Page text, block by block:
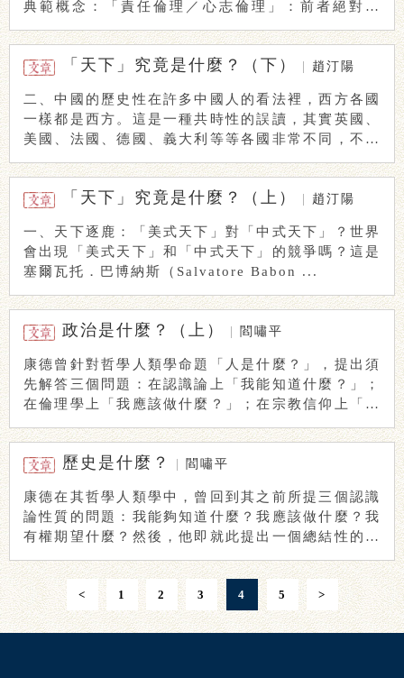
典範概念：「責任倫理／心志倫理」：前者絕對務
「天下」究竟是什麼？（下） 趙汀陽
二、中國的歷史性在許多中國人的看法裡，西方各國
一樣都是西方。這是一種共時性的誤讀，其實英國、
美國、法國、德國、義大利等等各國非常不同，不能
「天下」究竟是什麼？（上） 趙汀陽
一、天下逐鹿：「美式天下」對「中式天下」？世界
會出現「美式天下」和「中式天下」的競爭嗎？這是
塞爾瓦托．巴博納斯（Salvatore Babon ...
政治是什麼？（上） 閻嘯平
康德曾針對哲學人類學命題「人是什麼？」，提出須
先解答三個問題：在認識論上「我能知道什麼？」；
在倫理學上「我應該做什麼？」；在宗教信仰上「我
歷史是什麼？ 閻嘯平
康德在其哲學人類學中，曾回到其之前所提三個認識
論性質的問題：我能夠知道什麼？我應該做什麼？我
有權期望什麼？然後，他即就此提出一個總結性的人
< 1 2 3 4 5 >